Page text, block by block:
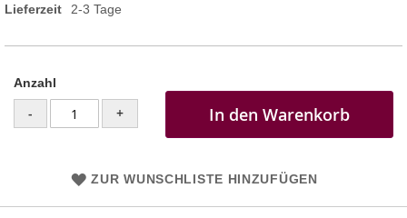
Lieferzeit
2-3 Tage
Anzahl
- + In den Warenkorb
ZUR WUNSCHLISTE HINZUFÜGEN